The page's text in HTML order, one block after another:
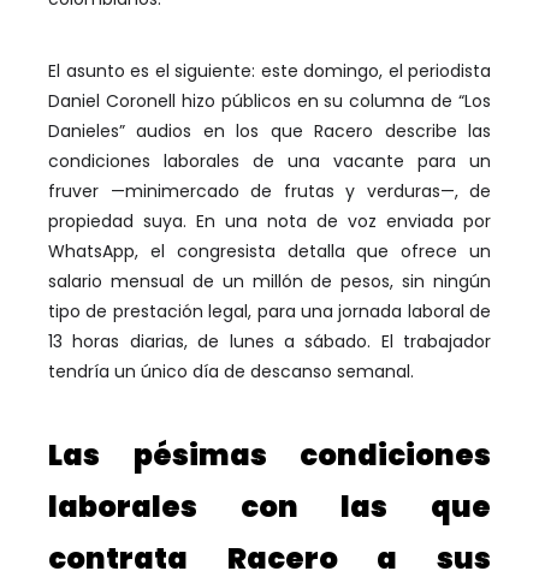
El asunto es el siguiente: este domingo, el periodista
Daniel Coronell hizo públicos en su columna de “Los
Danieles” audios en los que Racero describe las
condiciones laborales de una vacante para un
fruver —minimercado de frutas y verduras—, de
propiedad suya. En una nota de voz enviada por
WhatsApp, el congresista detalla que ofrece un
salario mensual de un millón de pesos, sin ningún
tipo de prestación legal, para una jornada laboral de
13 horas diarias, de lunes a sábado. El trabajador
tendría un único día de descanso semanal.
Las pésimas condiciones
laborales con las que
contrata Racero a sus